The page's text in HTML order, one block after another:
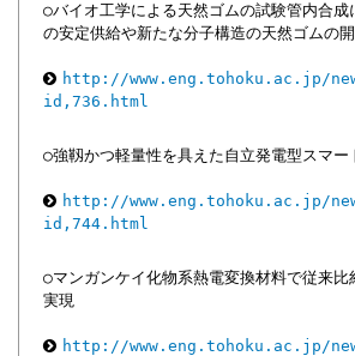
○バイオ工学による天然ゴムの試験管内合
の安定供給や新たな分子構造の天然ゴムの
http://www.eng.tohoku.ac.jp/
id,736.html
○強靱かつ軽量性を具えた自立発電型スマー
http://www.eng.tohoku.ac.jp/
id,744.html
○マンガンケイ化物系熱電変換材料で従来比
実現
http://www.eng.tohoku.ac.jp/